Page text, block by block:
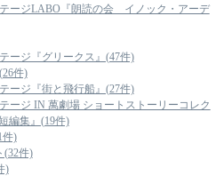
ージLABO『朗読の会 イノック・アーデ
ージ『グリークス』(47件)
件)
ージ『街と飛行船』(27件)
ージ IN 萬劇場 ショートストーリーコレク
編集』(19件)
件)
(32件)
)